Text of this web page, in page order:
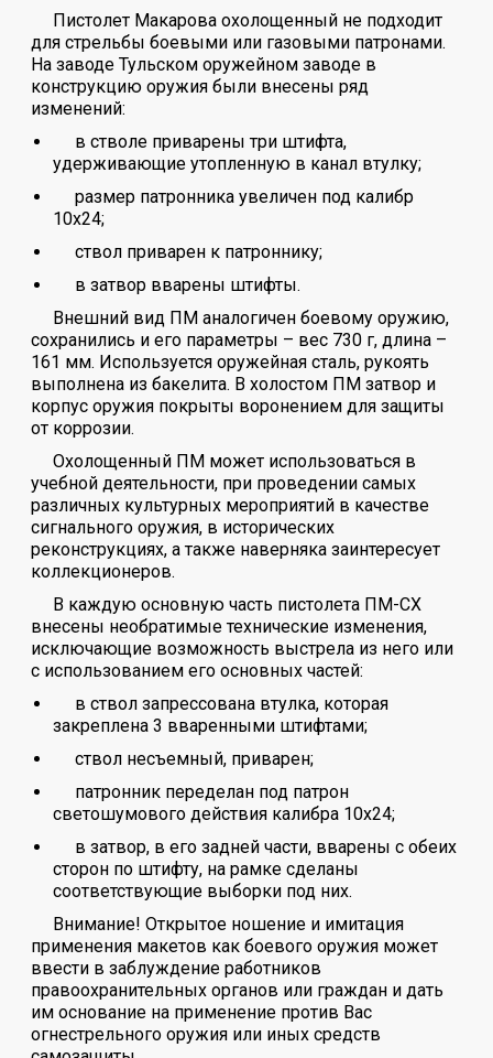
Пистолет Макарова охолощенный не подходит
для стрельбы боевыми или газовыми патронами.
На заводе Тульском оружейном заводе в
конструкцию оружия были внесены ряд
изменений:
в стволе приварены три штифта,
удерживающие утопленную в канал втулку;
размер патронника увеличен под калибр
10х24;
ствол приварен к патроннику;
в затвор вварены штифты.
Внешний вид ПМ аналогичен боевому оружию,
сохранились и его параметры – вес 730 г, длина –
161 мм. Используется оружейная сталь, рукоять
выполнена из бакелита. В холостом ПМ затвор и
корпус оружия покрыты воронением для защиты
от коррозии.
Охолощенный ПМ может использоваться в
учебной деятельности, при проведении самых
различных культурных мероприятий в качестве
сигнального оружия, в исторических
реконструкциях, а также наверняка заинтересует
коллекционеров.
В каждую основную часть пистолета ПМ-СХ
внесены необратимые технические изменения,
исключающие возможность выстрела из него или
с использованием его основных частей:
в ствол запрессована втулка, которая
закреплена 3 вваренными штифтами;
ствол несъемный, приварен;
патронник переделан под патрон
светошумового действия калибра 10х24;
в затвор, в его задней части, вварены с обеих
сторон по штифту, на рамке сделаны
соответствующие выборки под них.
Внимание! Открытое ношение и имитация
применения макетов как боевого оружия может
ввести в заблуждение работников
правоохранительных органов или граждан и дать
им основание на применение против Вас
огнестрельного оружия или иных средств